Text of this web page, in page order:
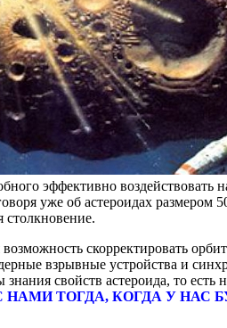
эффективно
уже об астероидах
столкновение.
скорректировать
взрывные устройства и
свойств астероида, то
ТОГДА, КОГДА У НАС